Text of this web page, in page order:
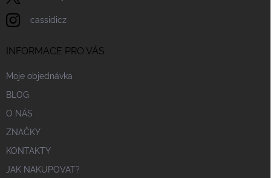
cassidicz
INFORMACE PRO VÁS
Moje objednávka
BLOG
O NÁS
ZNAČKY
KONTAKTY
JAK NAKUPOVAT?